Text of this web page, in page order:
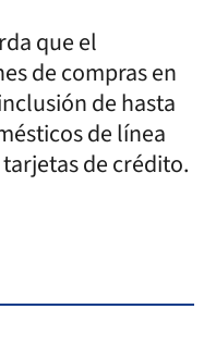
que el
de compras en
de hasta
de línea
de crédito.